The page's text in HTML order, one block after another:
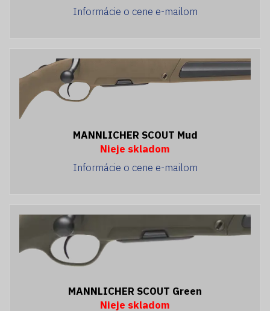
Informácie o cene e-mailom
MANNLICHER SCOUT Mud
Nieje skladom
Informácie o cene e-mailom
MANNLICHER SCOUT Green
Nieje skladom